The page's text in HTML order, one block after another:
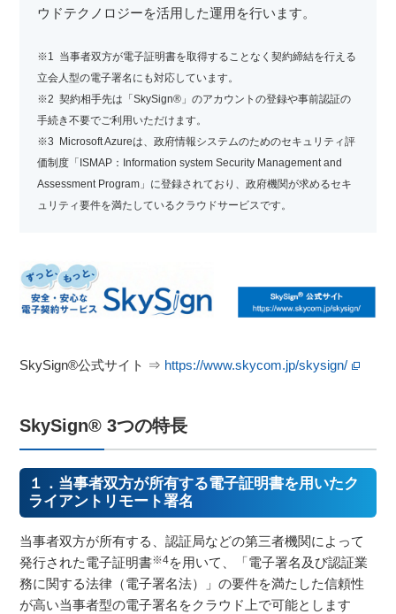
ウドテクノロジーを活用した運用を行います。
※1 当事者双方が電子証明書を取得することなく契約締結を行える
立会人型の電子署名にも対応しています。
※2 契約相手先は「SkySign®」のアカウントの登録や事前認証の
手続き不要でご利用いただけます。
※3 Microsoft Azureは、政府情報システムのためのセキュリティ評
価制度「ISMAP：Information system Security Management and
Assessment Program」に登録されており、政府機関が求めるセキ
ュリティ要件を満たしているクラウドサービスです。
SkySign®公式サイト ⇒ https://www.skycom.jp/skysign/
SkySign® 3つの特長
１．当事者双方が所有する電子証明書を用いたク
ライアントリモート署名
当事者双方が所有する、認証局などの第三者機関によって
発行された電子証明書※4を用いて、「電子署名及び認証業
務に関する法律（電子署名法）」の要件を満たした信頼性
が高い当事者型の電子署名をクラウド上で可能とします